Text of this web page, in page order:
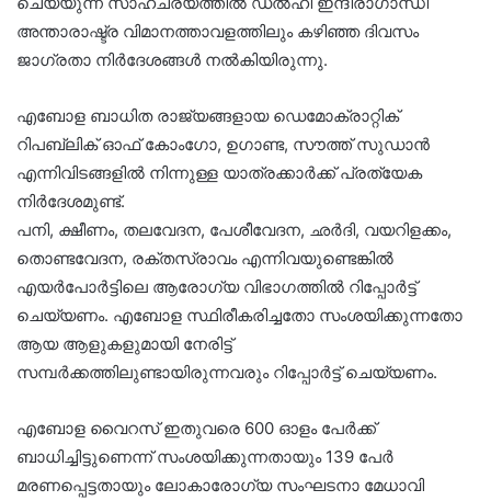
അന്താരാഷ്ട്ര വിമാനത്താവളത്തിലും കഴിഞ്ഞ ദിവസം
ജാഗ്രതാ നിർദേശങ്ങൾ നൽകിയിരുന്നു.
എബോള ബാധിത രാജ്യങ്ങളായ ഡെമോക്രാറ്റിക്
റിപബ്ലിക് ഓഫ് കോംഗോ, ഉഗാണ്ട, സൗത്ത് സുഡാന്‍
എന്നിവിടങ്ങളില്‍ നിന്നുള്ള യാത്രക്കാര്‍ക്ക് പ്രത്യേക
നിര്‍ദേശമുണ്ട്.
പനി, ക്ഷീണം, തലവേദന, പേശീവേദന, ഛര്‍ദി, വയറിളക്കം,
തൊണ്ടവേദന, രക്തസ്രാവം എന്നിവയുണ്ടെങ്കില്‍
എയര്‍പോര്‍ട്ടിലെ ആരോഗ്യ വിഭാഗത്തില്‍ റിപ്പോര്‍ട്ട്
ചെയ്യണം. എബോള സ്ഥിരീകരിച്ചതോ സംശയിക്കുന്നതോ
ആയ ആളുകളുമായി നേരിട്ട്
സമ്പര്‍ക്കത്തിലുണ്ടായിരുന്നവരും റിപ്പോര്‍ട്ട് ചെയ്യണം.
എബോള വൈറസ് ഇതുവരെ 600 ഓളം പേര്‍ക്ക്
ബാധിച്ചിട്ടുണെന്ന് സംശയിക്കുന്നതായും 139 പേര്‍
മരണപ്പെട്ടതായും ലോകാരോഗ്യ സംഘടനാ മേധാവി